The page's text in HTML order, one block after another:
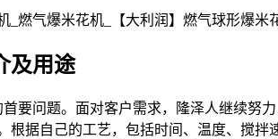
及用途
要问题。面对客户需求，隆泽人继续努
据自己的工艺，包括时间、温度、搅拌